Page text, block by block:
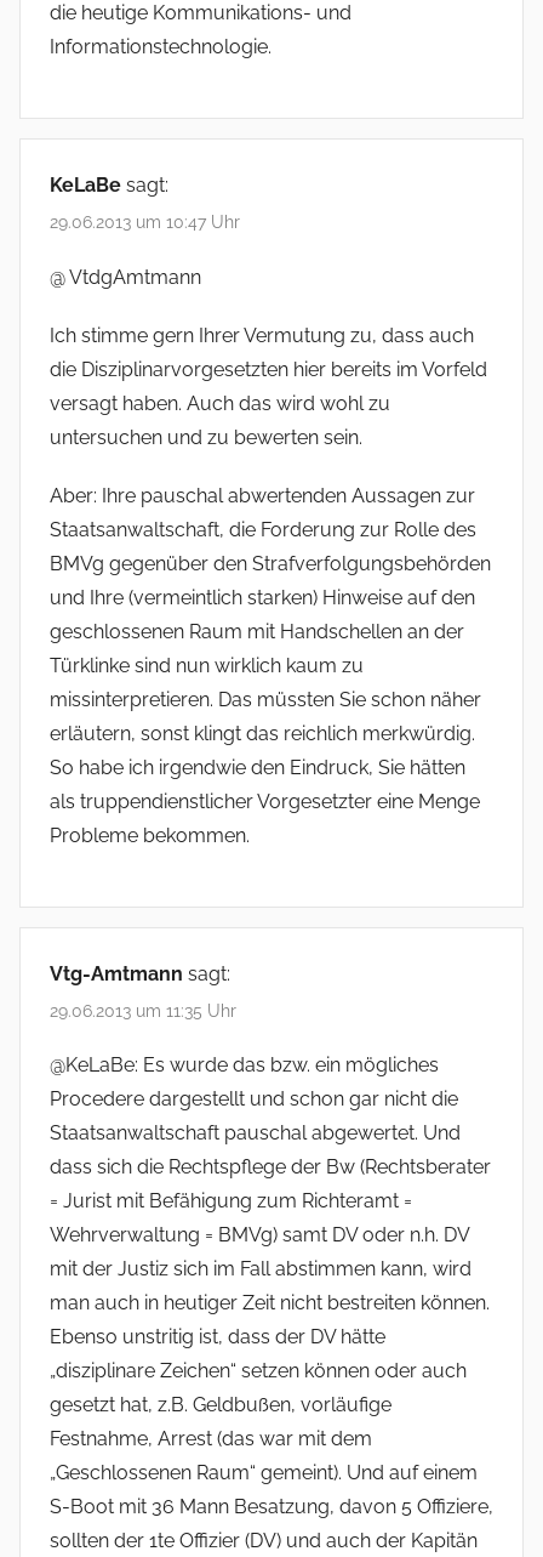
die heutige Kommunikations- und
Informationstechnologie.
KeLaBe sagt:
29.06.2013 um 10:47 Uhr
@ VtdgAmtmann
Ich stimme gern Ihrer Vermutung zu, dass auch
die Disziplinarvorgesetzten hier bereits im Vorfeld
versagt haben. Auch das wird wohl zu
untersuchen und zu bewerten sein.
Aber: Ihre pauschal abwertenden Aussagen zur
Staatsanwaltschaft, die Forderung zur Rolle des
BMVg gegenüber den Strafverfolgungsbehörden
und Ihre (vermeintlich starken) Hinweise auf den
geschlossenen Raum mit Handschellen an der
Türklinke sind nun wirklich kaum zu
missinterpretieren. Das müssten Sie schon näher
erläutern, sonst klingt das reichlich merkwürdig.
So habe ich irgendwie den Eindruck, Sie hätten
als truppendienstlicher Vorgesetzter eine Menge
Probleme bekommen.
Vtg-Amtmann sagt:
29.06.2013 um 11:35 Uhr
@KeLaBe: Es wurde das bzw. ein mögliches
Procedere dargestellt und schon gar nicht die
Staatsanwaltschaft pauschal abgewertet. Und
dass sich die Rechtspflege der Bw (Rechtsberater
= Jurist mit Befähigung zum Richteramt =
Wehrverwaltung = BMVg) samt DV oder n.h. DV
mit der Justiz sich im Fall abstimmen kann, wird
man auch in heutiger Zeit nicht bestreiten können.
Ebenso unstritig ist, dass der DV hätte
„disziplinare Zeichen“ setzen können oder auch
gesetzt hat, z.B. Geldbußen, vorläufige
Festnahme, Arrest (das war mit dem
„Geschlossenen Raum“ gemeint). Und auf einem
S-Boot mit 36 Mann Besatzung, davon 5 Offiziere,
sollten der 1te Offizier (DV) und auch der Kapitän